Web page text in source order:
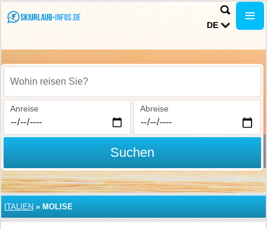
DE
Wohin reisen Sie?
Anreise Abreise
Suchen
ITALIEN » MOLISE